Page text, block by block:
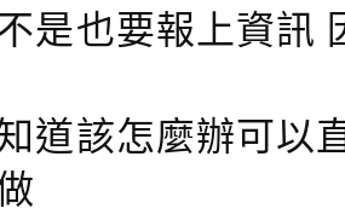
是也要報上資訊
道該怎麼辦可以